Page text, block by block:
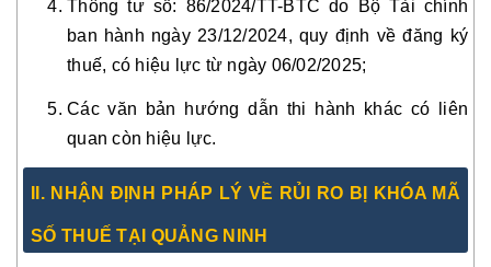
Thông tư số: 86/2024/TT-BTC do Bộ Tài chính
ban hành ngày 23/12/2024, quy định về đăng ký
thuế, có hiệu lực từ ngày 06/02/2025;
Các văn bản hướng dẫn thi hành khác có liên
quan còn hiệu lực.
II. NHẬN ĐỊNH PHÁP LÝ VỀ RỦI RO BỊ KHÓA MÃ
SỐ THUẾ TẠI QUẢNG NINH